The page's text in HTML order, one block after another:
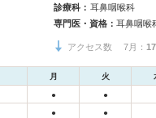
診療科： 耳鼻咽喉科
専門医・資格： 耳鼻咽喉
アクセス数 7月：
月 火
● ●
●
●